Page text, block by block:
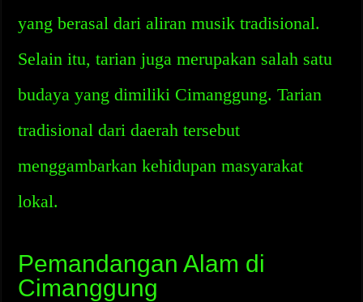
yang berasal dari aliran musik tradisional.
Selain itu, tarian juga merupakan salah satu
budaya yang dimiliki Cimanggung. Tarian
tradisional dari daerah tersebut
menggambarkan kehidupan masyarakat
lokal.
Pemandangan Alam di
Cimanggung